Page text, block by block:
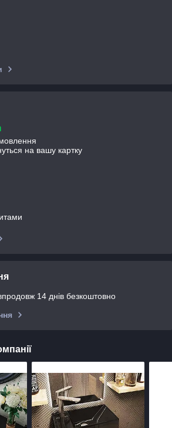
на вашу картку
14 днів безкоштовно